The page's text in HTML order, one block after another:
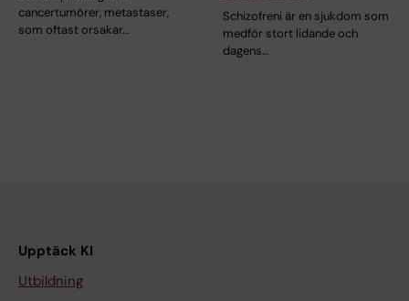
cancertumörer, metastaser,
som oftast orsakar…
Schizofreni är en sjukdom som
medför stort lidande och
dagens…
Upptäck KI
Utbildning